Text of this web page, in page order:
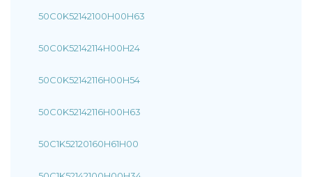
50C0K52142100H00H63
50C0K52142114H00H24
50C0K52142116H00H54
50C0K52142116H00H63
50C1K52120160H61H00